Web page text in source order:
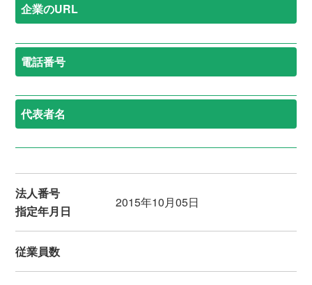
企業のURL
電話番号
代表者名
法人番号
指定年月日
2015年10月05日
従業員数